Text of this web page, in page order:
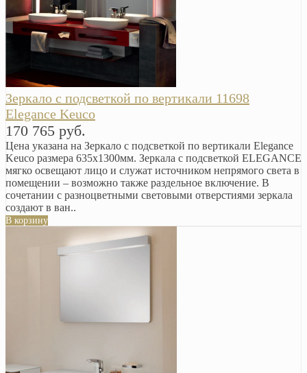
Зеркало с подсветкой по вертикали 11698
Elegance Keuco
170 765 руб.
Цена указана на Зеркало с подсветкой по вертикали Elegance
Keuco размера 635х1300мм. Зеркала с подсветкой ELEGANCE
мягко освещают лицо и служат источником непрямого света в
помещении – возможно также раздельное включение. В
сочетании с разноцветными световыми отверстиями зеркала
создают в ван..
В корзину